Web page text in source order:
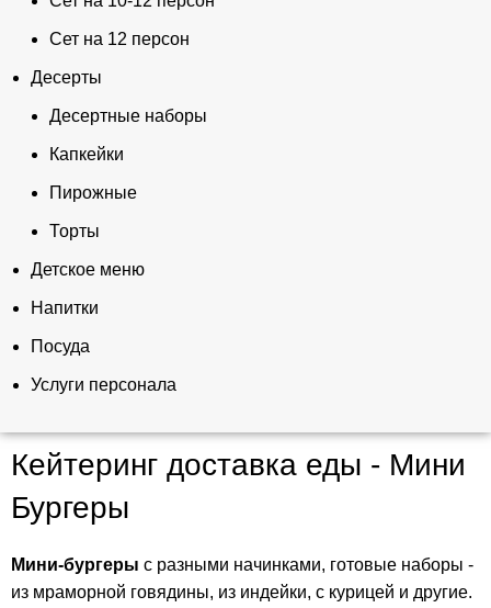
Сет на 12 персон
Десерты
Десертные наборы
Капкейки
Пирожные
Торты
Детское меню
Напитки
Посуда
Услуги персонала
Кейтеринг доставка еды - Мини
Бургеры
Мини-бургеры с разными начинками, готовые наборы -
из мраморной говядины, из индейки, с курицей и другие.